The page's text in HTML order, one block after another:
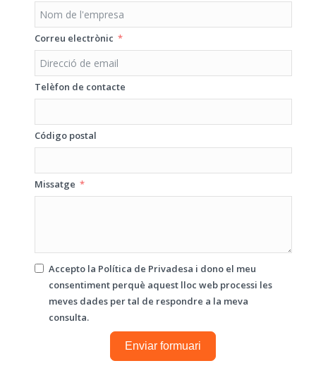
Correu electrònic
Telèfon de contacte
Código postal
Missatge
Accepto la Política de Privadesa i dono el meu
consentiment perquè aquest lloc web processi les
meves dades per tal de respondre a la meva
consulta.
Enviar formuari